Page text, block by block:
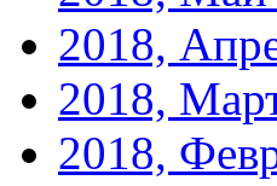
2018,
2018,
2018,